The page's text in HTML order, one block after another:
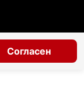
Согласен